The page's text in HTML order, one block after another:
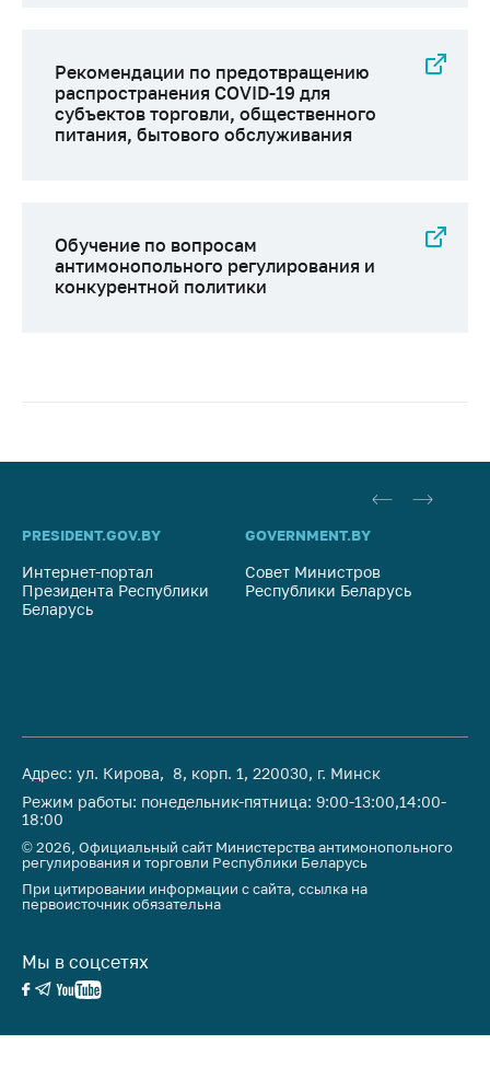
Рекомендации по предотвращению
распространения COVID-19 для
субъектов торговли, общественного
питания, бытового обслуживания
Обучение по вопросам
антимонопольного регулирования и
конкурентной политики
PRESIDENT.GOV.BY
Интернет-портал
Президента Республики
Беларусь
GOVERNMENT.BY
Совет Министров
Республики Беларусь
Адрес: ул. Кирова, 8, корп. 1, 220030, г. Минск
Режим работы: понедельник-пятница: 9:00-13:00,14:00-
18:00
© 2026, Официальный сайт Министерства антимонопольного
регулирования и торговли Республики Беларусь
При цитировании информации с сайта, ссылка на
первоисточник обязательна
Мы в соцсетях